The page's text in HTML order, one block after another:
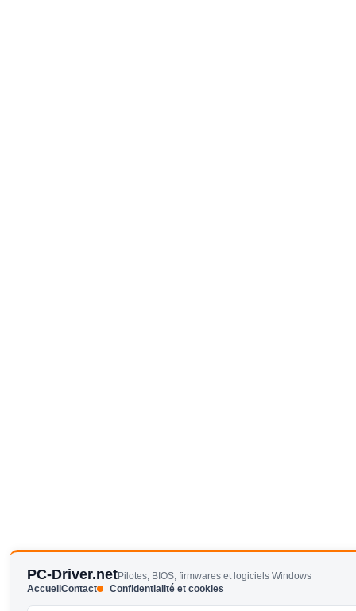
PC-Driver.netPilotes, BIOS, firmwares et logiciels Windows
AccueilContact Confidentialité et cookies